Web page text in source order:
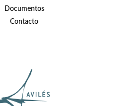
Documentos
Contacto